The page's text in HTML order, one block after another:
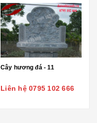
Cây hương đá - 11
Liên hệ 0795 102 666